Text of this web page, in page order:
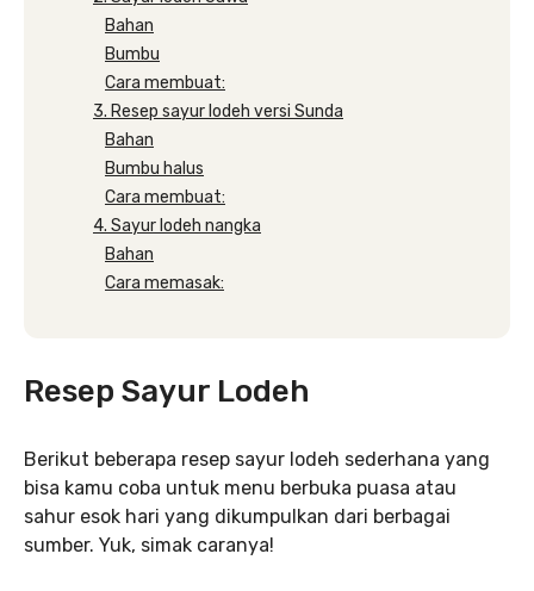
Bahan
Bumbu
Cara membuat:
3. Resep sayur lodeh versi Sunda
Bahan
Bumbu halus
Cara membuat:
4. Sayur lodeh nangka
Bahan
Cara memasak:
Resep Sayur Lodeh
Berikut beberapa resep sayur lodeh sederhana yang
bisa kamu coba untuk menu berbuka puasa atau
sahur esok hari yang dikumpulkan dari berbagai
sumber. Yuk, simak caranya!